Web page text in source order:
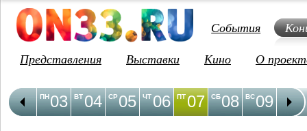
События
Представления
Выставки Кино О
03
ПН 04
ВТ 05
СР 06
ЧТ 07
ПТ 08
СБ 09
ВС 10
ПН